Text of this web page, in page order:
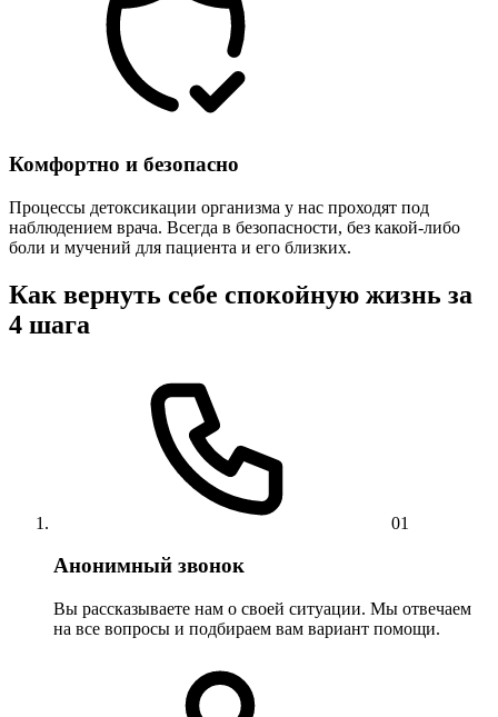
Комфортно и безопасно
Процессы детоксикации организма у нас проходят под
наблюдением врача. Всегда в безопасности, без какой-либо
боли и мучений для пациента и его близких.
Как вернуть себе спокойную жизнь за
4 шага
01
Анонимный звонок
Вы рассказываете нам о своей ситуации. Мы отвечаем
на все вопросы и подбираем вам вариант помощи.